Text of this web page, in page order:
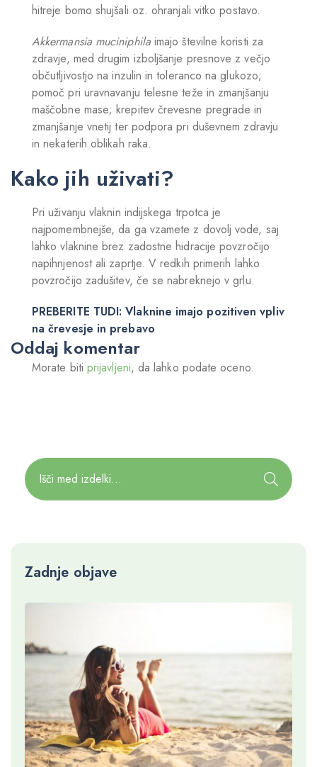
hitreje bomo shujšali oz. ohranjali vitko postavo.
Akkermansia muciniphilaimajo številne koristi za
zdravje, med drugim izboljšanje presnove z večjo
občutljivostjo na inzulin in toleranco na glukozo;
pomoč pri uravnavanju telesne teže in zmanjšanju
maščobne mase; krepitev črevesne pregrade in
zmanjšanje vnetij ter podpora pri duševnem zdravju
in nekaterih oblikah raka.
Kako jih uživati?
Pri uživanju vlaknin indijskega trpotca je
najpomembnejše, da ga vzamete z dovolj vode, saj
lahko vlaknine brez zadostne hidracije povzročijo
napihnjenost ali zaprtje. V redkih primerih lahko
povzročijo zadušitev, če se nabreknejo v grlu.
PREBERITE TUDI: Vlaknine imajo pozitiven vpliv
na črevesje in prebavo
Oddaj komentar
Morate biti prijavljeni, da lahko podate oceno.
Zadnje objave